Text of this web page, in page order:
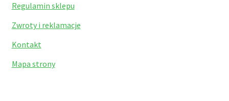
Regulamin sklepu
Zwroty i reklamacje
Kontakt
Mapa strony